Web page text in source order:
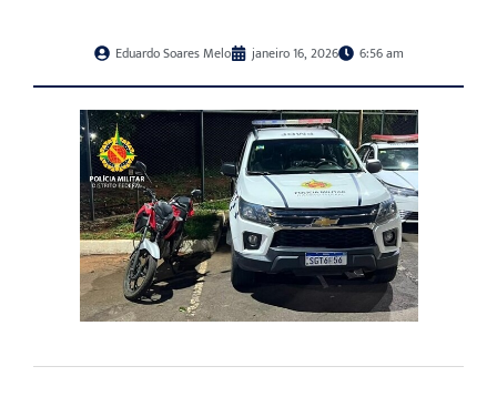
Eduardo Soares Melo janeiro 16, 2026 6:56 am